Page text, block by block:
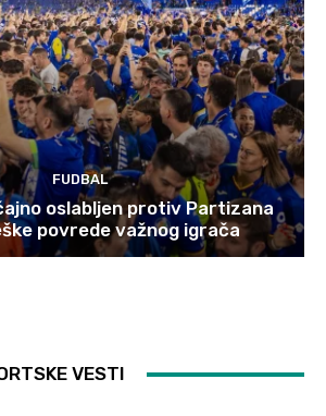
FUDBAL
oslabljen protiv Partizana
povrede važnog igrača
VESTI